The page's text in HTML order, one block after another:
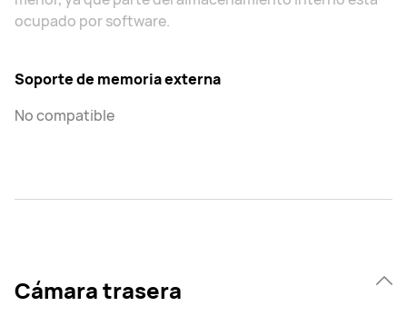
ocupado por software.
Soporte de memoria externa
No compatible
Cámara trasera